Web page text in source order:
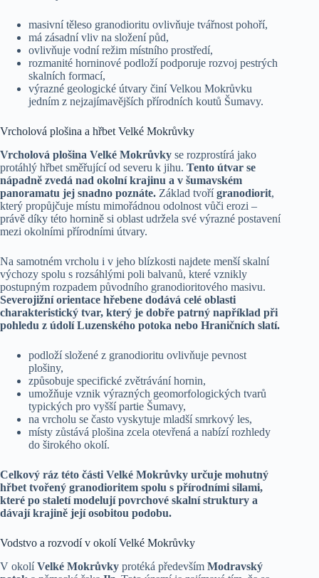
masivní těleso granodioritu ovlivňuje tvářnost pohoří,
má zásadní vliv na složení půd,
ovlivňuje vodní režim místního prostředí,
rozmanité horninové podloží podporuje rozvoj pestrých
skalních formací,
výrazné geologické útvary činí Velkou Mokrůvku
jedním z nejzajímavějších přírodních koutů Šumavy.
Vrcholová plošina a hřbet Velké Mokrůvky
Vrcholová plošina Velké Mokrůvky se rozprostírá jako
protáhlý hřbet směřující od severu k jihu. Tento útvar se
nápadně zvedá nad okolní krajinu a v šumavském
panoramatu jej snadno poznáte. Základ tvořígranodiorit,
který propůjčuje místu mimořádnou odolnost vůči erozi –
právě díky této hornině si oblast udržela své výrazné postavení
mezi okolními přírodními útvary.
Na samotném vrcholu i v jeho blízkosti najdete menší skalní
výchozy spolu s rozsáhlými poli balvanů, které vznikly
postupným rozpadem původního granodioritového masivu.
Severojižní orientace hřebene dodává celé oblasti
charakteristický tvar, který je dobře patrný například při
pohledu z údolí Luzenského potoka nebo Hraničních slatí.
podloží složené z granodioritu ovlivňuje pevnost
plošiny,
způsobuje specifické zvětrávání hornin,
umožňuje vznik výrazných geomorfologických tvarů
typických pro vyšší partie Šumavy,
na vrcholu se často vyskytuje mladší smrkový les,
místy zůstává plošina zcela otevřená a nabízí rozhledy
do širokého okolí.
Celkový ráz této části Velké Mokrůvky určuje mohutný
hřbet tvořený granodioritem spolu s přírodními silami,
které po staletí modelují povrchové skalní struktury a
dávají krajině její osobitou podobu.
Vodstvo a rozvodí v okolí Velké Mokrůvky
V okolíVelké Mokrůvky protéká především Modravský